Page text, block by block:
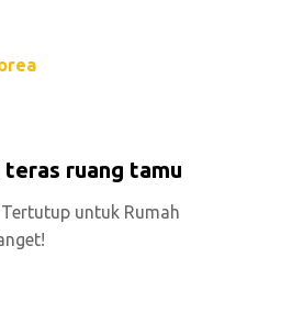
teras ruang tamu